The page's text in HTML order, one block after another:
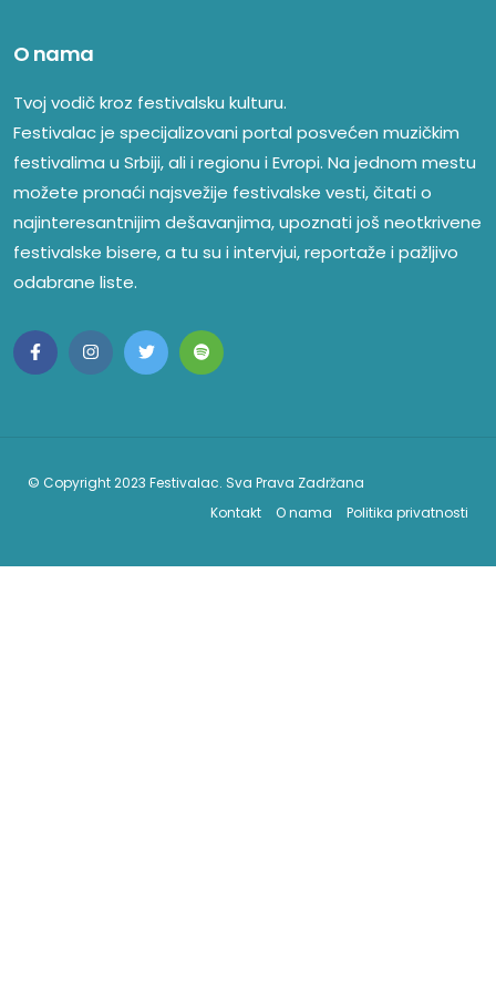
O nama
Tvoj vodič kroz festivalsku kulturu.
Festivalac je specijalizovani portal posvećen muzičkim
festivalima u Srbiji, ali i regionu i Evropi. Na jednom mestu
možete pronaći najsvežije festivalske vesti, čitati o
najinteresantnijim dešavanjima, upoznati još neotkrivene
festivalske bisere, a tu su i intervjui, reportaže i pažljivo
odabrane liste.
© Copyright 2023 Festivalac. Sva Prava Zadržana
Kontakt
O nama Politika privatnosti